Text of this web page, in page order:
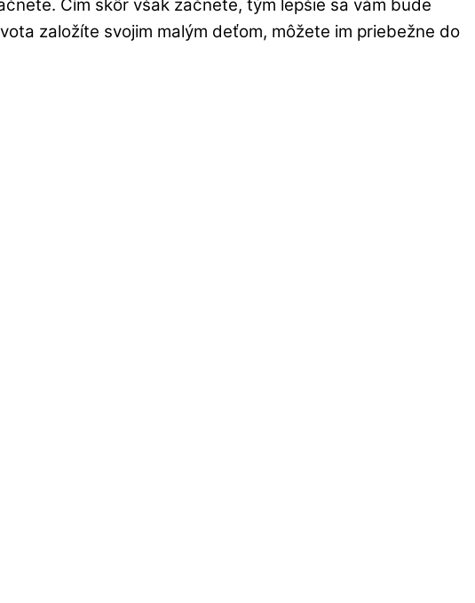
Čím skôr však začnete, tým lepšie sa vám bude
založíte svojim malým deťom, môžete im priebežne do